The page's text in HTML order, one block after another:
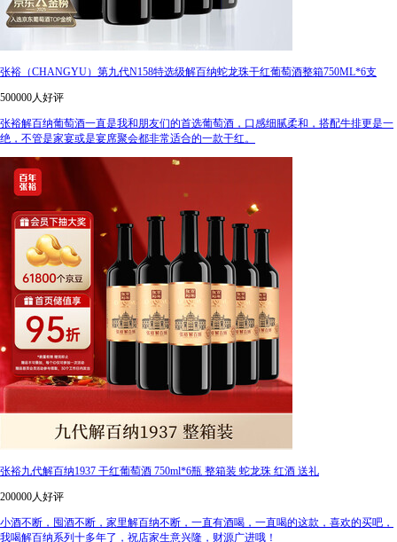
张裕（CHANGYU）第九代N158特选级解百纳蛇龙珠干红葡萄酒整箱750ML*6支
500000人好评
张裕解百纳葡萄酒一直是我和朋友们的首选葡萄酒，口感细腻柔和，搭配牛排更是一
绝，不管是家宴或是宴席聚会都非常适合的一款干红。
张裕九代解百纳1937 干红葡萄酒 750ml*6瓶 整箱装 蛇龙珠 红酒 送礼
200000人好评
小酒不断，囤酒不断，家里解百纳不断，一直有酒喝，一直喝的这款，喜欢的买吧，
我喝解百纳系列十多年了，祝店家生意兴隆，财源广进哦！